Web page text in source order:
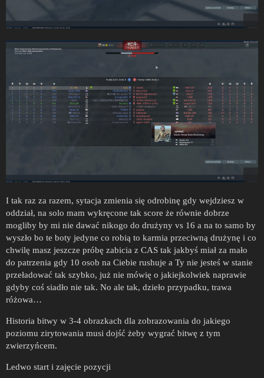
I tak raz za razem, sytacja zmienia się odrobinę gdy wejdziesz w
oddział, na solo mam wykręcone tak score że równie dobrze
mogliby by mi nie dawać nikogo do drużyny vs 16 a na to samo by
wyszło bo te boty jedyne co robią to karmia przeciwną drużynę i co
chwilę masz jeszcze próbę zabicia z CAS tak jakbyś miał za mało
do patrzenia gdy 10 osob na Ciebie rushuje a Ty nie jesteś w stanie
przeładować tak szybko, już nie mówię o jakiejkolwiek naprawie
gdyby coś siadło nie tak. No ale tak, dzieło przypadku, trawa
różowa…
Historia bitwy w 3-4 obrazkach dla zobrazowania do jakiego
poziomu zirytowania musi dojść żeby wygrać bitwę z tym
zwierzyńcem.
Ledwo start i zajęcie pozycji